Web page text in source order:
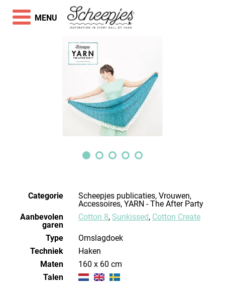
Categorie
Scheepjes publicaties, Vrouwen,
Accessoires, YARN - The After Party
Aanbevolen
garen
Cotton 8, Sunkissed, Cotton Create
Type
Omslagdoek
Techniek
haken
Maten
160 x 60 cm
Talen
MENU